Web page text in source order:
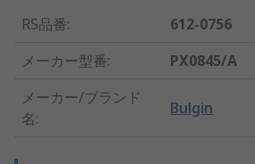
RS品番:
612-0756
メーカー型番:
PX0845/A
メーカー/ブランド
名:
Bulgin